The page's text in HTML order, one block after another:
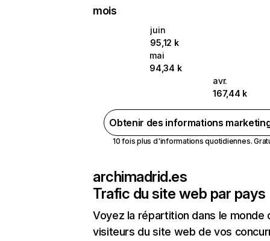
mois
juin
95,12 k
mai
94,34 k
avr.
167,44 k
Obtenir des informations
10 fois plus d'informations quotidiennes.
archimadrid.es
Trafic du site web par pays
Voyez la répartition dans le monde
visiteurs du site web de vos